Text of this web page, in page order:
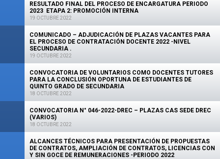
RESULTADO FINAL DEL PROCESO DE ENCARGATURA PERIODO
2023 ETAPA 2: PROMOCIÓN INTERNA
19 OCTUBRE 2022
COMUNICADO – ADJUDICACIÓN DE PLAZAS VACANTES PARA
EL PROCESO DE CONTRATACIÓN DOCENTE 2022 -NIVEL
SECUNDARIA .
19 OCTUBRE 2022
CONVOCATORIA DE VOLUNTARIOS COMO DOCENTES TUTORES
PARA LA CONCLUSIÓN OPORTUNA DE ESTUDIANTES DE
QUINTO GRADO DE SECUNDARIA
18 OCTUBRE 2022
CONVOCATORIA N° 046-2022-DREC – PLAZAS CAS SEDE DREC
(VARIOS)
18 OCTUBRE 2022
ALCANCES TÉCNICOS PARA PRESENTACIÓN DE PROPUESTAS
DE CONTRATOS, AMPLIACIÓN DE CONTRATOS, LICENCIAS CON
Y SIN GOCE DE REMUNERACIONES -PERIODO 2022